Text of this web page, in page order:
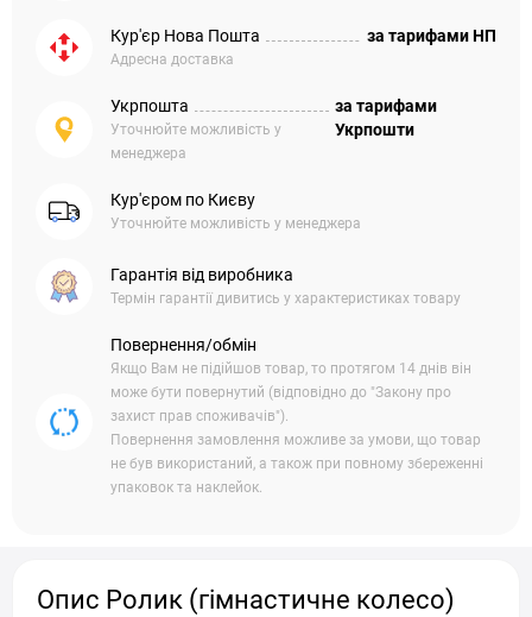
Кур'єр Нова Пошта
Адресна доставка
за тарифами НП
Укрпошта
Уточнюйте можливість у
менеджера
за тарифами
Укрпошти
Кур'єром по Києву
Уточнюйте можливість у менеджера
Гарантія від виробника
Термін гарантії дивитись у характеристиках товару
Повернення/обмін
Якщо Вам не підійшов товар, то протягом 14 днів він
може бути повернутий (відповідно до "Закону про
захист прав споживачів").
Повернення замовлення можливе за умови, що товар
не був використаний, а також при повному збереженні
упаковок та наклейок.
Опис Ролик (гімнастичне колесо)